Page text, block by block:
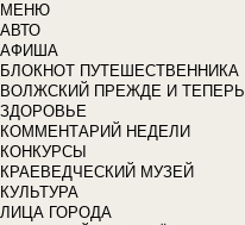
МЕНЮ
АВТО
АФИША
БЛОКНОТ ПУТЕШЕСТВЕННИКА
ВОЛЖСКИЙ ПРЕЖДЕ И ТЕПЕРЬ
ЗДОРОВЬЕ
КОММЕНТАРИЙ НЕДЕЛИ
КОНКУРСЫ
КРАЕВЕДЧЕСКИЙ МУЗЕЙ
КУЛЬТУРА
ЛИЦА ГОРОДА